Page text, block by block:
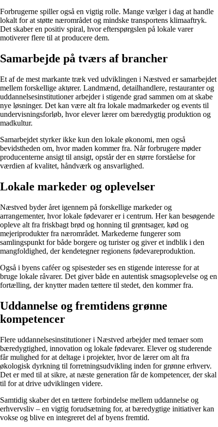
Forbrugerne spiller også en vigtig rolle. Mange vælger i dag at handle
lokalt for at støtte nærområdet og mindske transportens klimaaftryk.
Det skaber en positiv spiral, hvor efterspørgslen på lokale varer
motiverer flere til at producere dem.
Samarbejde på tværs af brancher
Et af de mest markante træk ved udviklingen i Næstved er samarbejdet
mellem forskellige aktører. Landmænd, detailhandlere, restauranter og
uddannelsesinstitutioner arbejder i stigende grad sammen om at skabe
nye løsninger. Det kan være alt fra lokale madmarkeder og events til
undervisningsforløb, hvor elever lærer om bæredygtig produktion og
madkultur.
Samarbejdet styrker ikke kun den lokale økonomi, men også
bevidstheden om, hvor maden kommer fra. Når forbrugere møder
producenterne ansigt til ansigt, opstår der en større forståelse for
værdien af kvalitet, håndværk og ansvarlighed.
Lokale markeder og oplevelser
Næstved byder året igennem på forskellige markeder og
arrangementer, hvor lokale fødevarer er i centrum. Her kan besøgende
opleve alt fra friskbagt brød og honning til grøntsager, kød og
mejeriprodukter fra nærområdet. Markederne fungerer som
samlingspunkt for både borgere og turister og giver et indblik i den
mangfoldighed, der kendetegner regionens fødevareproduktion.
Også i byens caféer og spisesteder ses en stigende interesse for at
bruge lokale råvarer. Det giver både en autentisk smagsoplevelse og en
fortælling, der knytter maden tættere til stedet, den kommer fra.
Uddannelse og fremtidens grønne
kompetencer
Flere uddannelsesinstitutioner i Næstved arbejder med temaer som
bæredygtighed, innovation og lokale fødevarer. Elever og studerende
får mulighed for at deltage i projekter, hvor de lærer om alt fra
økologisk dyrkning til forretningsudvikling inden for grønne erhverv.
Det er med til at sikre, at næste generation får de kompetencer, der skal
til for at drive udviklingen videre.
Samtidig skaber det en tættere forbindelse mellem uddannelse og
erhvervsliv – en vigtig forudsætning for, at bæredygtige initiativer kan
vokse og blive en integreret del af byens fremtid.